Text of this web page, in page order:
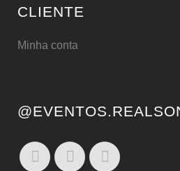
CLIENTE
Minha conta